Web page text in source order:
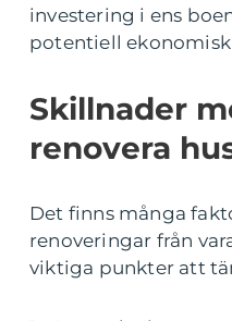
investering i ens
potentiell
Skillnader
renovera
Det finns många
renoveringar från
viktiga punkter att